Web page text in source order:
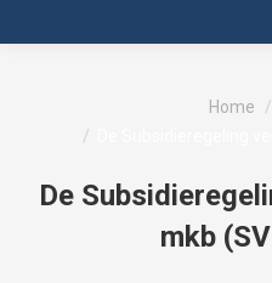
De
mkb
Home